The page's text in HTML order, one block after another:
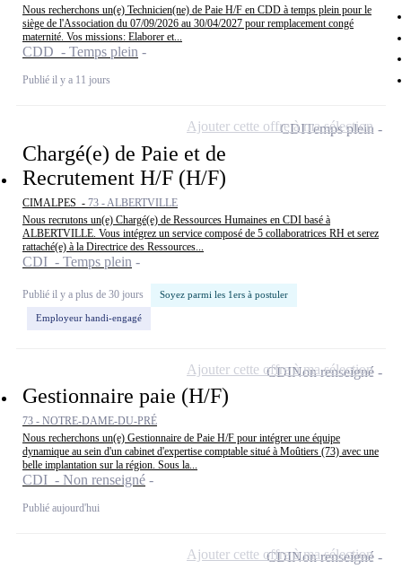
Nous recherchons un(e) Technicien(ne) de Paie H/F en CDD à temps plein pour le
siège de l'Association du 07/09/2026 au 30/04/2027 pour remplacement congé
maternité. Vos missions: Elaborer et...
CDD - Temps plein
Publié il y a 11 jours
Chargé(e) de Paie et de
Recrutement H/F (H/F)
CIMALPES - 73 - ALBERTVILLE
Nous recrutons un(e) Chargé(e) de Ressources Humaines en CDI basé à
ALBERTVILLE. Vous intégrez un service composé de 5 collaboratrices RH et serez
rattaché(e) à la Directrice des Ressources...
CDI - Temps plein
Publié il y a plus de 30 jours Soyez parmi les 1ers à postuler
Employeur handi-engagé
CDITemps plein
Ajouter cette offre à ma sélection
Gestionnaire paie (H/F)
73 - NOTRE-DAME-DU-PRÉ
Nous recherchons un(e) Gestionnaire de Paie H/F pour intégrer une équipe
dynamique au sein d'un cabinet d'expertise comptable situé à Moûtiers (73) avec une
belle implantation sur la région. Sous la...
CDI - Non renseigné
Publié aujourd'hui
CDINon renseigné
Ajouter cette offre à ma sélection
CDINon renseigné
Ajouter cette offre à ma sélection